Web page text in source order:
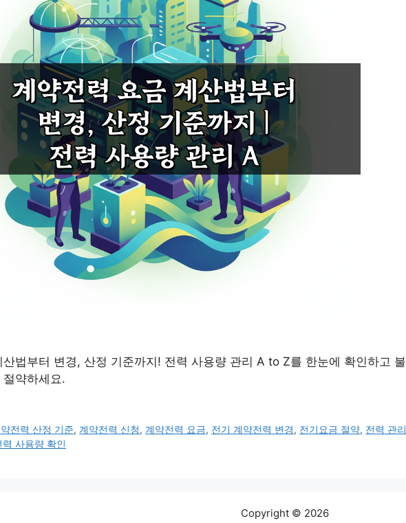
법부터 변경, 산정 기준까지! 전력 사용량 관리 A to Z를 한눈에 확인하고 불
약하세요.
전력 산정 기준, 계약전력 신청, 계약전력 요금, 전기 계약전력 변경, 전기요금 절약, 전력 관리
력 사용량 확인
Copyright © 2026